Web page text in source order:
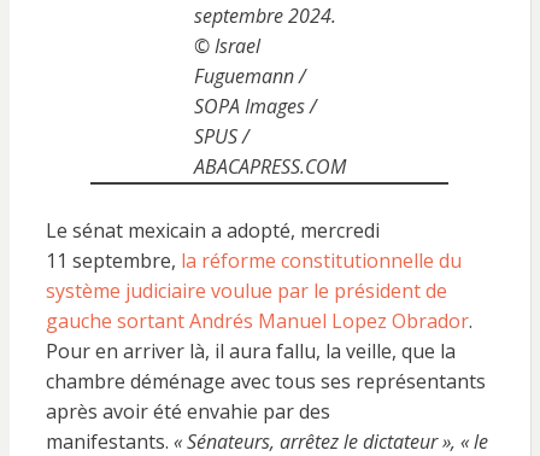
septembre 2024.
© Israel
Fuguemann /
SOPA Images /
SPUS /
ABACAPRESS.COM
Le sénat mexicain a adopté, mercredi
11 septembre, la réforme constitutionnelle du
système judiciaire voulue par le président de
gauche sortant Andrés Manuel Lopez Obrador.
Pour en arriver là, il aura fallu, la veille, que la
chambre déménage avec tous ses représentants
après avoir été envahie par des
manifestants. « Sénateurs, arrêtez le dictateur », « le